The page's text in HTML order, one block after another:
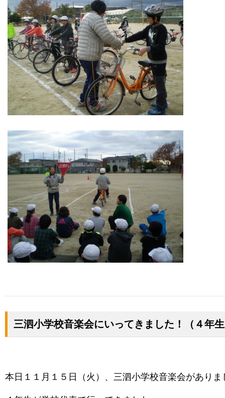
三泗小学校音楽会にいってきました！（４年
本日１１月１５日（火）、三泗小学校音楽会がありま